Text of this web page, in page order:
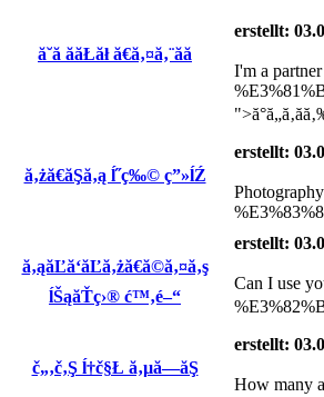
ă˘ă ăăŁăł ă€ă‚¤ă‚¨ăă
erstellt:
I'm a
ă‚żă€ăŞă‚ą ĺ˝ç‰© ç”»ĺŹ
erstellt:
ă‚ąăĽă‘ăĽă‚żă€ă©ă‚¤ă‚ş
ĺŠąăŤç›® ć™‚é–“
erstellt:
Can I use
č„‚č‚Ş ĺ†č§Ł ă‚µă—ăŞ
erstellt:
How many